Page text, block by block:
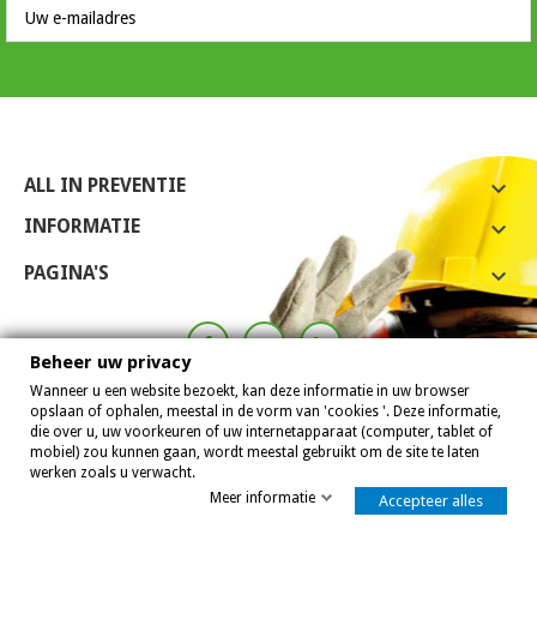
8,0
ALL IN PREVENTIE 
INFORMATIE 
PAGINA'S 
Allinpreventie 2007 - 2026
Beheer uw privacy
Wanneer u een website bezoekt, kan deze informatie in uw browser
opslaan of ophalen, meestal in de vorm van 'cookies '. Deze informatie,
die over u, uw voorkeuren of uw internetapparaat (computer, tablet of
mobiel) zou kunnen gaan, wordt meestal gebruikt om de site te laten
werken zoals u verwacht.
Meer informatie
Accepteer alles